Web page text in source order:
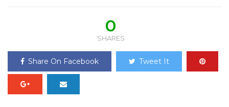
0
SHARES
Share On Facebook Tweet It